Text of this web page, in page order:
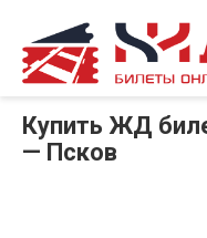
Купить ЖД
— Псков